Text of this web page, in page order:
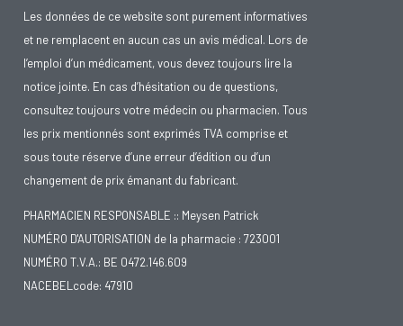
Les données de ce website sont purement informatives
et ne remplacent en aucun cas un avis médical. Lors de
l’emploi d’un médicament, vous devez toujours lire la
notice jointe. En cas d’hésitation ou de questions,
consultez toujours votre médecin ou pharmacien. Tous
les prix mentionnés sont exprimés TVA comprise et
sous toute réserve d’une erreur d’édition ou d’un
changement de prix émanant du fabricant.
PHARMACIEN RESPONSABLE :: Meysen Patrick
NUMÉRO D'AUTORISATION de la pharmacie : 723001
NUMÉRO T.V.A.: BE 0472.146.609
NACEBELcode: 47910